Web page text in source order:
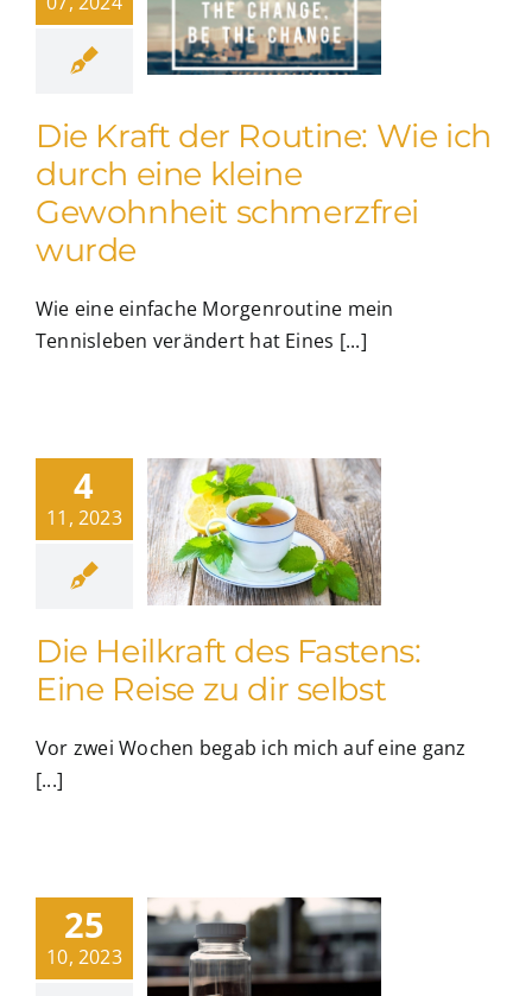
Die Kraft der Routine: Wie ich
durch eine kleine
Gewohnheit schmerzfrei
wurde
Wie eine einfache Morgenroutine mein
Tennisleben verändert hat Eines [...]
4
11, 2023
Die Heilkraft des Fastens:
Eine Reise zu dir selbst
Vor zwei Wochen begab ich mich auf eine ganz
[...]
25
10, 2023